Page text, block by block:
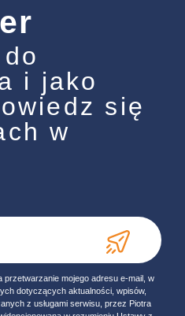
i jako
się
w
przetwarzanie mojego adresu e-mail, w
dotyczących aktualności, wpisów,
z usługami serwisu, przez Piotra